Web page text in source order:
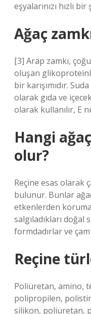
eşyalarınızı hızlı
Ağaç
[3] Arap zamkı,
oluşan
bir karışımıdır.
olarak gıda ve
olarak kullanılır, E
Hangi
olur?
Reçine esas olarak
bulunur. Bunlar
etkenlerden
salgıladıkları doğal
formdadırlar ve
Reçine
Poliüretan, amino,
polipropilen,
silikon, poliüretan,